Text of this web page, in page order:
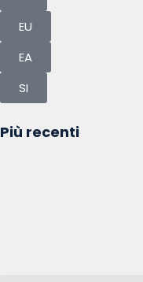
EU
EA
SI
Più recenti